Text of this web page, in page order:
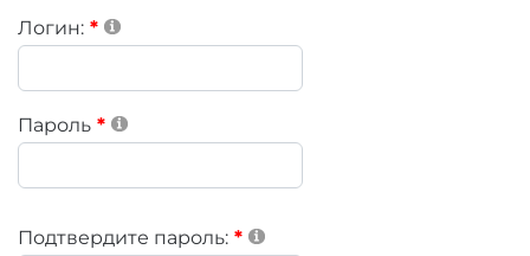
Логин:
Пароль
Подтвердите пароль: